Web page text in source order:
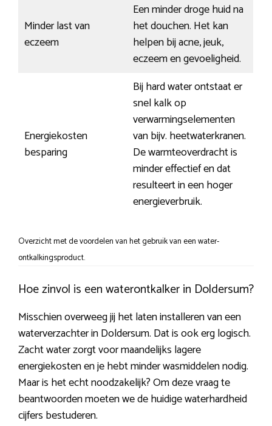
Minder last van
eczeem
Een minder droge huid na
het douchen. Het kan
helpen bij acne, jeuk,
eczeem en gevoeligheid.
Energiekosten
besparing
Bij hard water ontstaat er
snel kalk op
verwarmingselementen
van bijv. heetwaterkranen.
De warmteoverdracht is
minder effectief en dat
resulteert in een hoger
energieverbruik.
Overzicht met de voordelen van het gebruik van een water-
ontkalkingsproduct.
Hoe zinvol is een waterontkalker in Doldersum?
Misschien overweeg jij het laten installeren van een
waterverzachter in Doldersum. Dat is ook erg logisch.
Zacht water zorgt voor maandelijks lagere
energiekosten en je hebt minder wasmiddelen nodig.
Maar is het echt noodzakelijk? Om deze vraag te
beantwoorden moeten we de huidige waterhardheid
cijfers bestuderen.